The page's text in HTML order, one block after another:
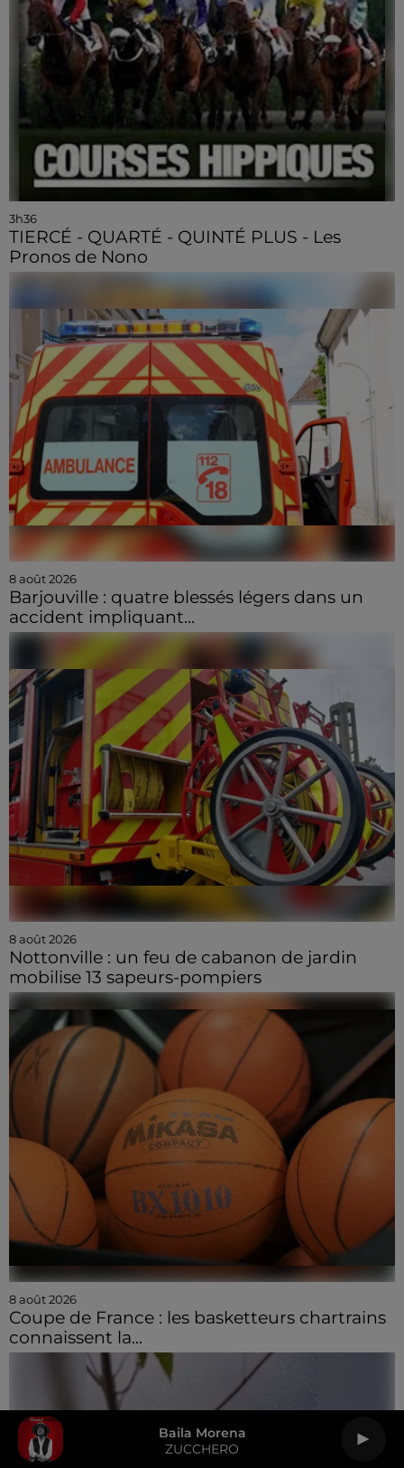
Baila Morena
ZUCCHERO
3h36
TIERCÉ - QUARTÉ - QUINTÉ PLUS - Les
Pronos de Nono
8 août 2026
Barjouville : quatre blessés légers dans un
accident impliquant...
8 août 2026
Nottonville : un feu de cabanon de jardin
mobilise 13 sapeurs-pompiers
8 août 2026
Coupe de France : les basketteurs chartrains
connaissent la...